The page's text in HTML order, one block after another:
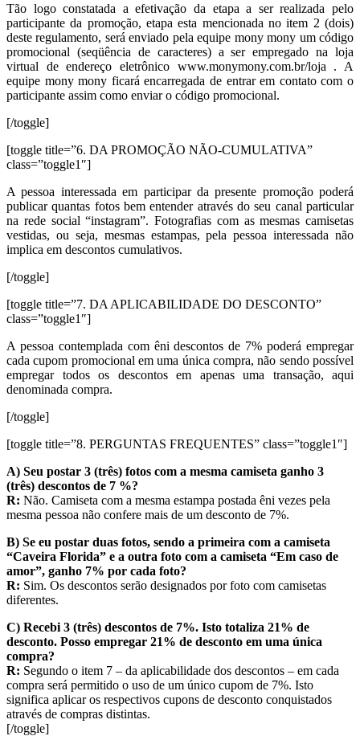
Tão logo constatada a efetivação da etapa a ser realizada pelo
participante da promoção, etapa esta mencionada no item 2 (dois)
deste regulamento, será enviado pela equipe mony mony um código
promocional (seqüência de caracteres) a ser empregado na loja
virtual de endereço eletrônico www.monymony.com.br/loja . A
equipe mony mony ficará encarregada de entrar em contato com o
participante assim como enviar o código promocional.
[/toggle]
[toggle title=”6. DA PROMOÇÃO NÃO-CUMULATIVA”
class=”toggle1″]
A pessoa interessada em participar da presente promoção poderá
publicar quantas fotos bem entender através do seu canal particular
na rede social “instagram”. Fotografias com as mesmas camisetas
vestidas, ou seja, mesmas estampas, pela pessoa interessada não
implica em descontos cumulativos.
[/toggle]
[toggle title=”7. DA APLICABILIDADE DO DESCONTO”
class=”toggle1″]
A pessoa contemplada com êni descontos de 7% poderá empregar
cada cupom promocional em uma única compra, não sendo possível
empregar todos os descontos em apenas uma transação, aqui
denominada compra.
[/toggle]
[toggle title=”8. PERGUNTAS FREQUENTES” class=”toggle1″]
A) Seu postar 3 (três) fotos com a mesma camiseta ganho 3
(três) descontos de 7 %?
R: Não. Camiseta com a mesma estampa postada êni vezes pela
mesma pessoa não confere mais de um desconto de 7%.
B) Se eu postar duas fotos, sendo a primeira com a camiseta
“Caveira Florida” e a outra foto com a camiseta “Em caso de
amor”, ganho 7% por cada foto?
R: Sim. Os descontos serão designados por foto com camisetas
diferentes.
C) Recebi 3 (três) descontos de 7%. Isto totaliza 21% de
desconto. Posso empregar 21% de desconto em uma única
compra?
R: Segundo o item 7 – da aplicabilidade dos descontos – em cada
compra será permitido o uso de um único cupom de 7%. Isto
significa aplicar os respectivos cupons de desconto conquistados
através de compras distintas.
[/toggle]